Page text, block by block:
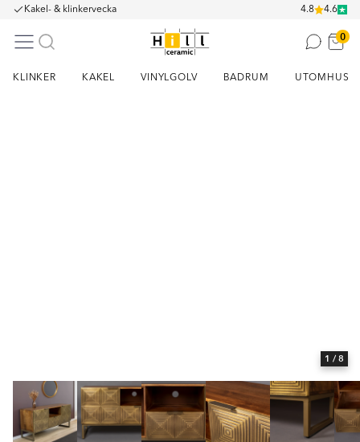
Kakel- & klinkervecka 4.8 4.6
0
KLINKER KAKEL VINYLGOLV BADRUM UTOMHUS
1 / 8